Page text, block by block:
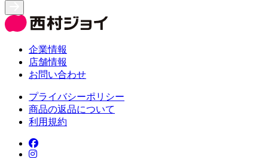
企業情報
店舗情報
お問い合わせ
プライバシーポリシー
商品の返品について
利用規約